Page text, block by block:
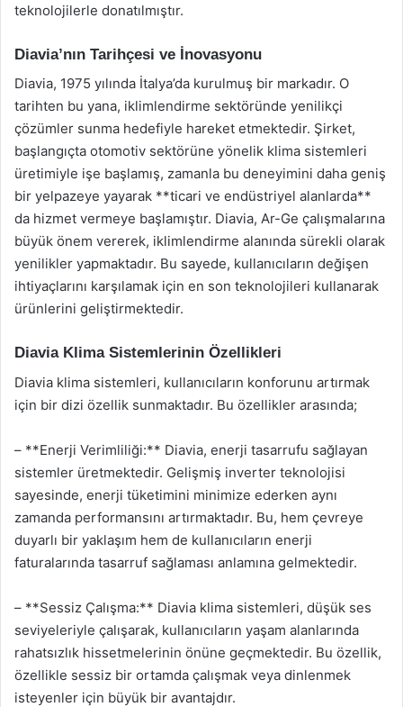
teknolojilerle donatılmıştır.
Diavia’nın Tarihçesi ve İnovasyonu
Diavia, 1975 yılında İtalya’da kurulmuş bir markadır. O
tarihten bu yana, iklimlendirme sektöründe yenilikçi
çözümler sunma hedefiyle hareket etmektedir. Şirket,
başlangıçta otomotiv sektörüne yönelik klima sistemleri
üretimiyle işe başlamış, zamanla bu deneyimini daha geniş
bir yelpazeye yayarak **ticari ve endüstriyel alanlarda**
da hizmet vermeye başlamıştır. Diavia, Ar-Ge çalışmalarına
büyük önem vererek, iklimlendirme alanında sürekli olarak
yenilikler yapmaktadır. Bu sayede, kullanıcıların değişen
ihtiyaçlarını karşılamak için en son teknolojileri kullanarak
ürünlerini geliştirmektedir.
Diavia Klima Sistemlerinin Özellikleri
Diavia klima sistemleri, kullanıcıların konforunu artırmak
için bir dizi özellik sunmaktadır. Bu özellikler arasında;
– **Enerji Verimliliği:** Diavia, enerji tasarrufu sağlayan
sistemler üretmektedir. Gelişmiş inverter teknolojisi
sayesinde, enerji tüketimini minimize ederken aynı
zamanda performansını artırmaktadır. Bu, hem çevreye
duyarlı bir yaklaşım hem de kullanıcıların enerji
faturalarında tasarruf sağlaması anlamına gelmektedir.
– **Sessiz Çalışma:** Diavia klima sistemleri, düşük ses
seviyeleriyle çalışarak, kullanıcıların yaşam alanlarında
rahatsızlık hissetmelerinin önüne geçmektedir. Bu özellik,
özellikle sessiz bir ortamda çalışmak veya dinlenmek
isteyenler için büyük bir avantajdır.